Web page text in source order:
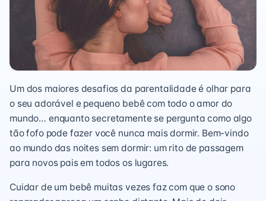
Um dos maiores desafios da parentalidade é olhar para
o seu adorável e pequeno bebê com todo o amor do
mundo… enquanto secretamente se pergunta como algo
tão fofo pode fazer você nunca mais dormir. Bem-vindo
ao mundo das noites sem dormir: um rito de passagem
para novos pais em todos os lugares.
Cuidar de um bebê muitas vezes faz com que o sono